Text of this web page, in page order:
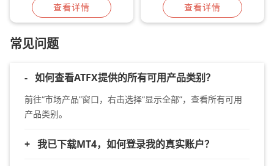
查看详情 查看详情
常见问题
- 如何查看ATFX提供的所有可用产品类别？
前往“市场产品”窗口，右击选择“显示全部”，查看所有可用
产品类别。
+ 我已下载MT4，如何登录我的真实账户？